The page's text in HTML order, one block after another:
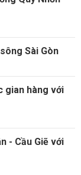
Sài Gòn
gian hàng với
- Cầu Giẽ với